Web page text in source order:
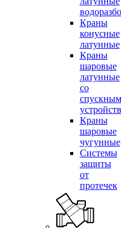
Краны
конусные
латунные
Краны
шаровые
латунные
со
спускным
Краны
шаровые
чугунные
Системы
защиты
от
протечек